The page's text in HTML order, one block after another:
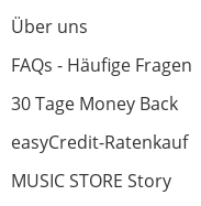
Über uns
FAQs - Häufige Fragen
30 Tage Money Back
easyCredit-Ratenkauf
MUSIC STORE Story